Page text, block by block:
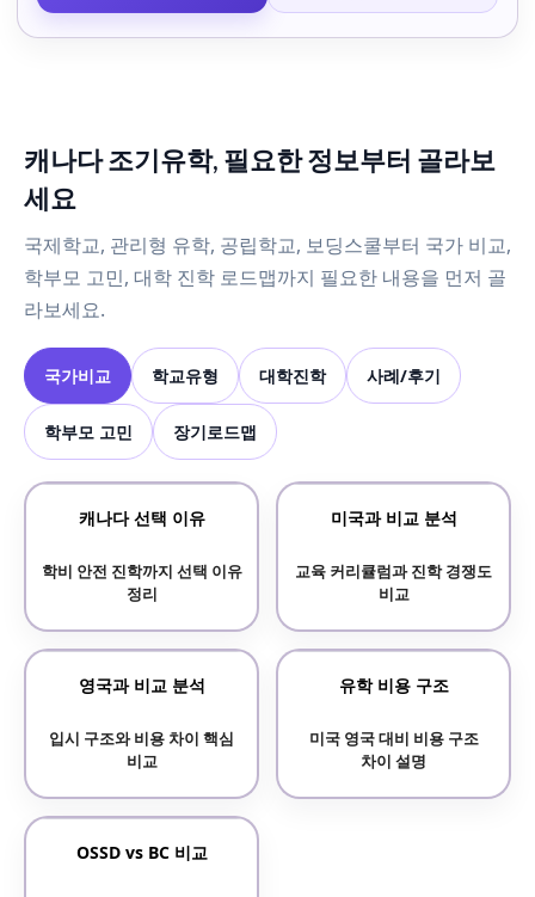
캐나다 조기유학, 필요한 정보부터 골라보
세요
국제학교, 관리형 유학, 공립학교, 보딩스쿨부터 국가 비교,
학부모 고민, 대학 진학 로드맵까지 필요한 내용을 먼저 골
라보세요.
국가비교 학교유형 대학진학 사례/후기
학부모 고민 장기로드맵
캐나다 선택 이유
학비 안전 진학까지 선택 이유
정리
미국과 비교 분석
교육 커리큘럼과 진학 경쟁도
비교
영국과 비교 분석
입시 구조와 비용 차이 핵심
비교
유학 비용 구조
미국 영국 대비 비용 구조
차이 설명
OSSD vs BC 비교